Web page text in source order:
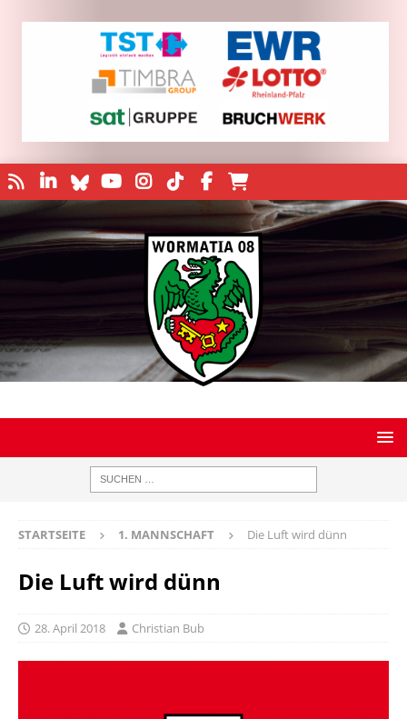
STARTSEITE 1. MANNSCHAFT Die Luft wird dünn
Die Luft wird dünn
28. April 2018 Christian Bub